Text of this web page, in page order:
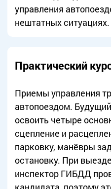
управления
нештатных ситуациях.
Практический
Приемы управления
автопоездом.
освоить четыре
сцепление и
парковку, манёвры
остановку. При
инспектор ГИБДД